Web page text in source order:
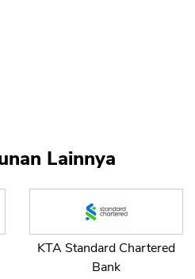
Lainnya
KTA Standard Chartered
Bank